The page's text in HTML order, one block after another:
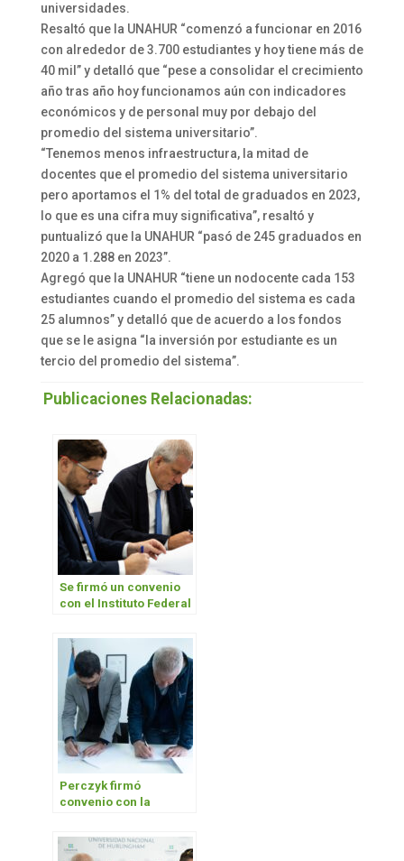
universidades.
Resaltó que la UNAHUR “comenzó a funcionar en 2016
con alrededor de 3.700 estudiantes y hoy tiene más de
40 mil” y detalló que “pese a consolidar el crecimiento
año tras año hoy funcionamos aún con indicadores
económicos y de personal muy por debajo del
promedio del sistema universitario”.
“Tenemos menos infraestructura, la mitad de
docentes que el promedio del sistema universitario
pero aportamos el 1% del total de graduados en 2023,
lo que es una cifra muy significativa”, resaltó y
puntualizó que la UNAHUR “pasó de 245 graduados en
2020 a 1.288 en 2023”.
Agregó que la UNAHUR “tiene un nodocente cada 153
estudiantes cuando el promedio del sistema es cada
25 alumnos” y detalló que de acuerdo a los fondos
que se le asigna “la inversión por estudiante es un
tercio del promedio del sistema”.
Publicaciones Relacionadas:
Se firmó un convenio
con el Instituto Federal
Perczyk firmó
convenio con la
de Laguna Blanca